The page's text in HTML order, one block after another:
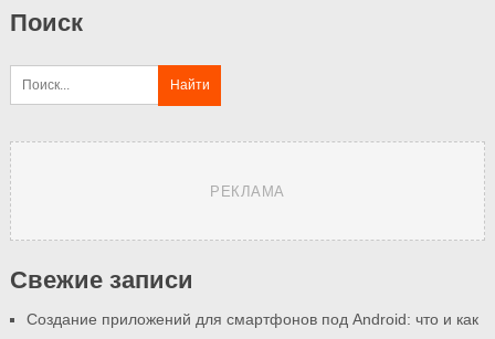
Поиск
РЕКЛАМА
Свежие записи
Создание приложений для смартфонов под Android: что и как